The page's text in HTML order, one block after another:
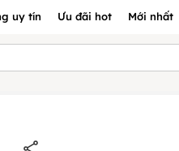
uy tín Ưu đãi hot Mới nhất